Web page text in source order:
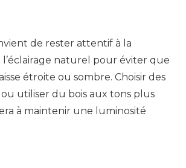
de rester attentif à la
naturel pour éviter que
étroite ou sombre. Choisir des
utiliser du bois aux tons plus
à maintenir une luminosité